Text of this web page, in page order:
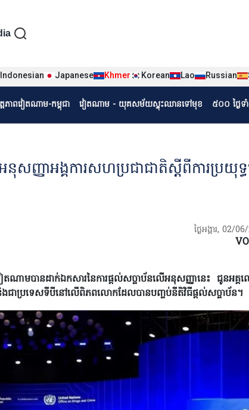
tiếng Khmer
Indonesian Japanese Khmer Korean Lao Russian
ភាពវៀតណាម-កម្ពុជា វៀតណាម - យុគសម័យស្ទុះឈានទៅមុខ ៥០០ ថ្ងៃ
ញាអង្គការសហប្រជាជាតិស្ដីពីការប្រយុទ្ធ
ថ្ងៃអង្គារ, 02/
បានដាក់ឯកសារនៃការផ្តល់សច្ចាប័នលើអនុសញ្ញានេះ ជូនអគ្គលេ
ជាប្រទេសទីបីនៅលើពិភពលោកដែលបានបញ្ចប់នីតិវិធីផ្តល់សច្ចាប័ន។